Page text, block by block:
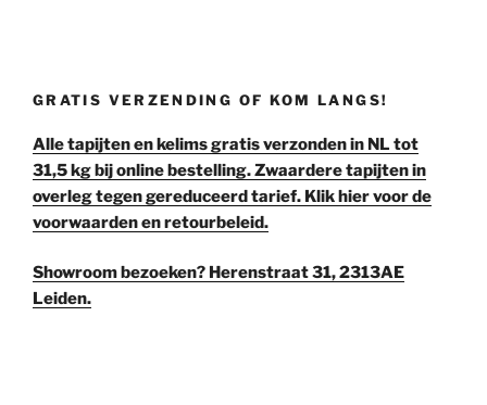
GRATIS VERZENDING OF KOM LANGS!
Alle tapijten en kelims gratis verzonden in NL tot
31,5 kg bij online bestelling. Zwaardere tapijten in
overleg tegen gereduceerd tarief. Klik hier voor de
voorwaarden en retourbeleid.
Showroom bezoeken? Herenstraat 31, 2313AE
Leiden.